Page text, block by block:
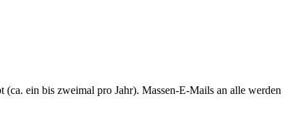
ein bis zweimal pro Jahr). Massen-E-Mails an alle werden